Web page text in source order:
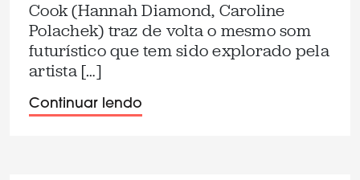
Cook (Hannah Diamond, Caroline
Polachek) traz de volta o mesmo som
futurístico que tem sido explorado pela
artista […]
Continuar lendo